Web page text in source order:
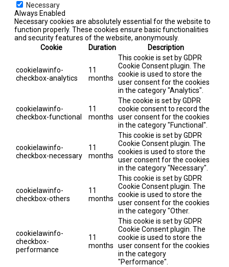
Necessary
Always Enabled
Necessary cookies are absolutely essential for the website to
function properly. These cookies ensure basic functionalities
and security features of the website, anonymously.
Cookie
Duration Description
cookielawinfo-
checkbox-analytics
11
months
This cookie is set by GDPR
Cookie Consent plugin. The
cookie is used to store the
user consent for the cookies
in the category "Analytics".
cookielawinfo-
checkbox-functional
11
months
The cookie is set by GDPR
cookie consent to record the
user consent for the cookies
in the category "Functional".
cookielawinfo-
checkbox-necessary
11
months
This cookie is set by GDPR
Cookie Consent plugin. The
cookies is used to store the
user consent for the cookies
in the category "Necessary".
cookielawinfo-
checkbox-others
11
months
This cookie is set by GDPR
Cookie Consent plugin. The
cookie is used to store the
user consent for the cookies
in the category "Other.
cookielawinfo-
checkbox-
performance
11
months
This cookie is set by GDPR
Cookie Consent plugin. The
cookie is used to store the
user consent for the cookies
in the category
"Performance".